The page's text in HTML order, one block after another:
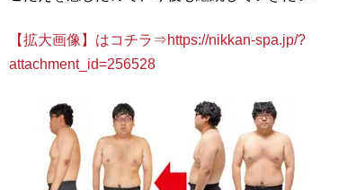
【拡大画像】はコチラ⇒https://nikkan-spa.jp/?
attachment_id=256528